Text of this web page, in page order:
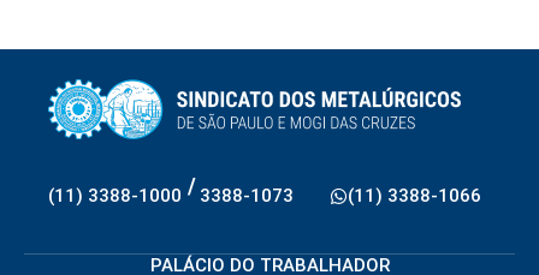
(11) 3388-1000 / 3388-1073 (11) 3388-1066
PALÁCIO DO TRABALHADOR